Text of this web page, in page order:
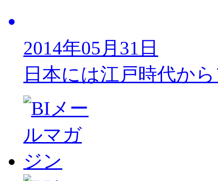
2014年05月31日
日本には江戸時代か